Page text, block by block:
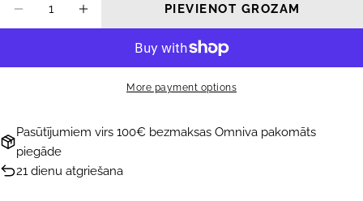
PIEVIENOT GROZAM
More payment options
Pasūtījumiem virs 100€ bezmaksas Omniva pakomāts
piegāde
21 dienu atgriešana